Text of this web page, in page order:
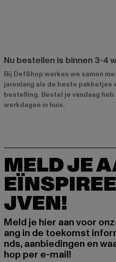
Nu bestellen is binnen 3-4
Bij DefShop werken we samen
jarenlang als de beste pakketjes
bestelling. Bestel je vandaag
werkdagen in huis.
MELD JE
JVEN!
Meld je hier aan voor
ang in de toekomst
nds, aanbiedingen en
hop per e-mail!